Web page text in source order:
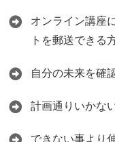
オンライン講座
トを郵送できる
自分の未来を確
計画通りいかな
できない事より